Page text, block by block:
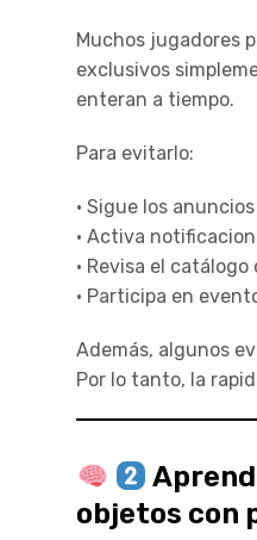
Muchos jugadores
exclusivos
enteran a tiempo.
Para evitarlo:
• Sigue los
• Activa
• Revisa el
• Participa en
Además, algunos
Por lo tanto, la
objetos con